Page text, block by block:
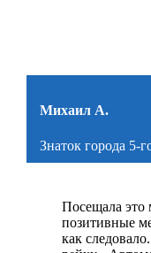
Михаил А.
Знаток города 5-
Посещала это
позитивные
как